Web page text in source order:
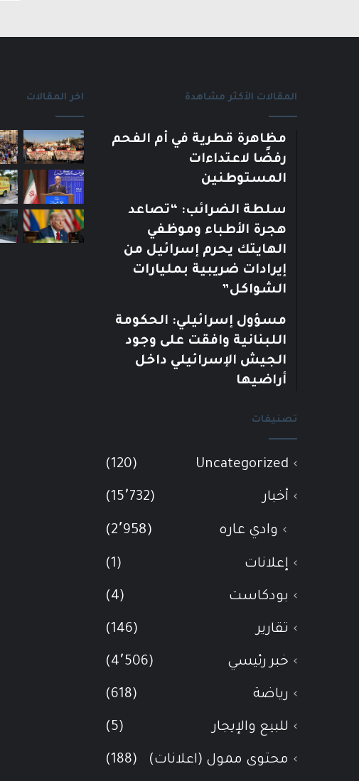
المقالات الأكثر مشاهدة
مظاهرة قطرية في أم الفحم
رفضًا لاعتداءات
المستوطنين
سلطة الضرائب: “تصاعد
هجرة الأطباء وموظفي
الهايتك يحرم إسرائيل من
إيرادات ضريبية بمليارات
الشواكل”
مسؤول إسرائيلي: الحكومة
اللبنانية وافقت على وجود
الجيش الإسرائيلي داخل
أراضيها
تصنيفات
Uncategorized
(120)
أخبار (15٬732)
وادي عاره (2٬958)
إعلانات (1)
بودكاست (4)
تقارير (146)
خبر رئيسي (4٬506)
رياضة (618)
للبيع والإيجار (5)
محتوى ممول (اعلانات) (188)
اخر المقالات